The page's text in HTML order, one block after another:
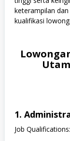
keterampilan
kualifikasi
1.
Job Qualifications: